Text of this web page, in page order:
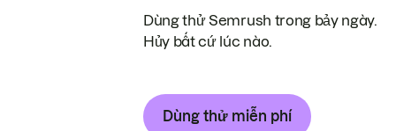
Dùng thử Semrush trong bảy ngày.
Hủy bất cứ lúc nào.
Dùng thử miễn phí